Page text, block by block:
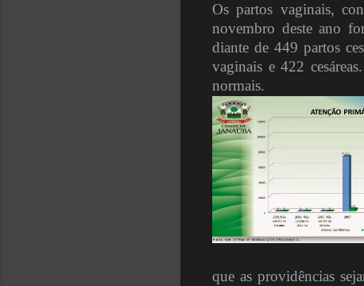
Os partos vaginais,
novembro deste ano
diante de 449 partos
vaginais e 422
normais.
que as providências